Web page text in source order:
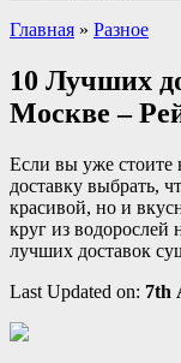
Главная » Разное
10 Лучших
Москве –
Если вы уже стоите
доставку выбрать,
красивой, но и
круг из
лучших доставок
Last Updated on: 7th